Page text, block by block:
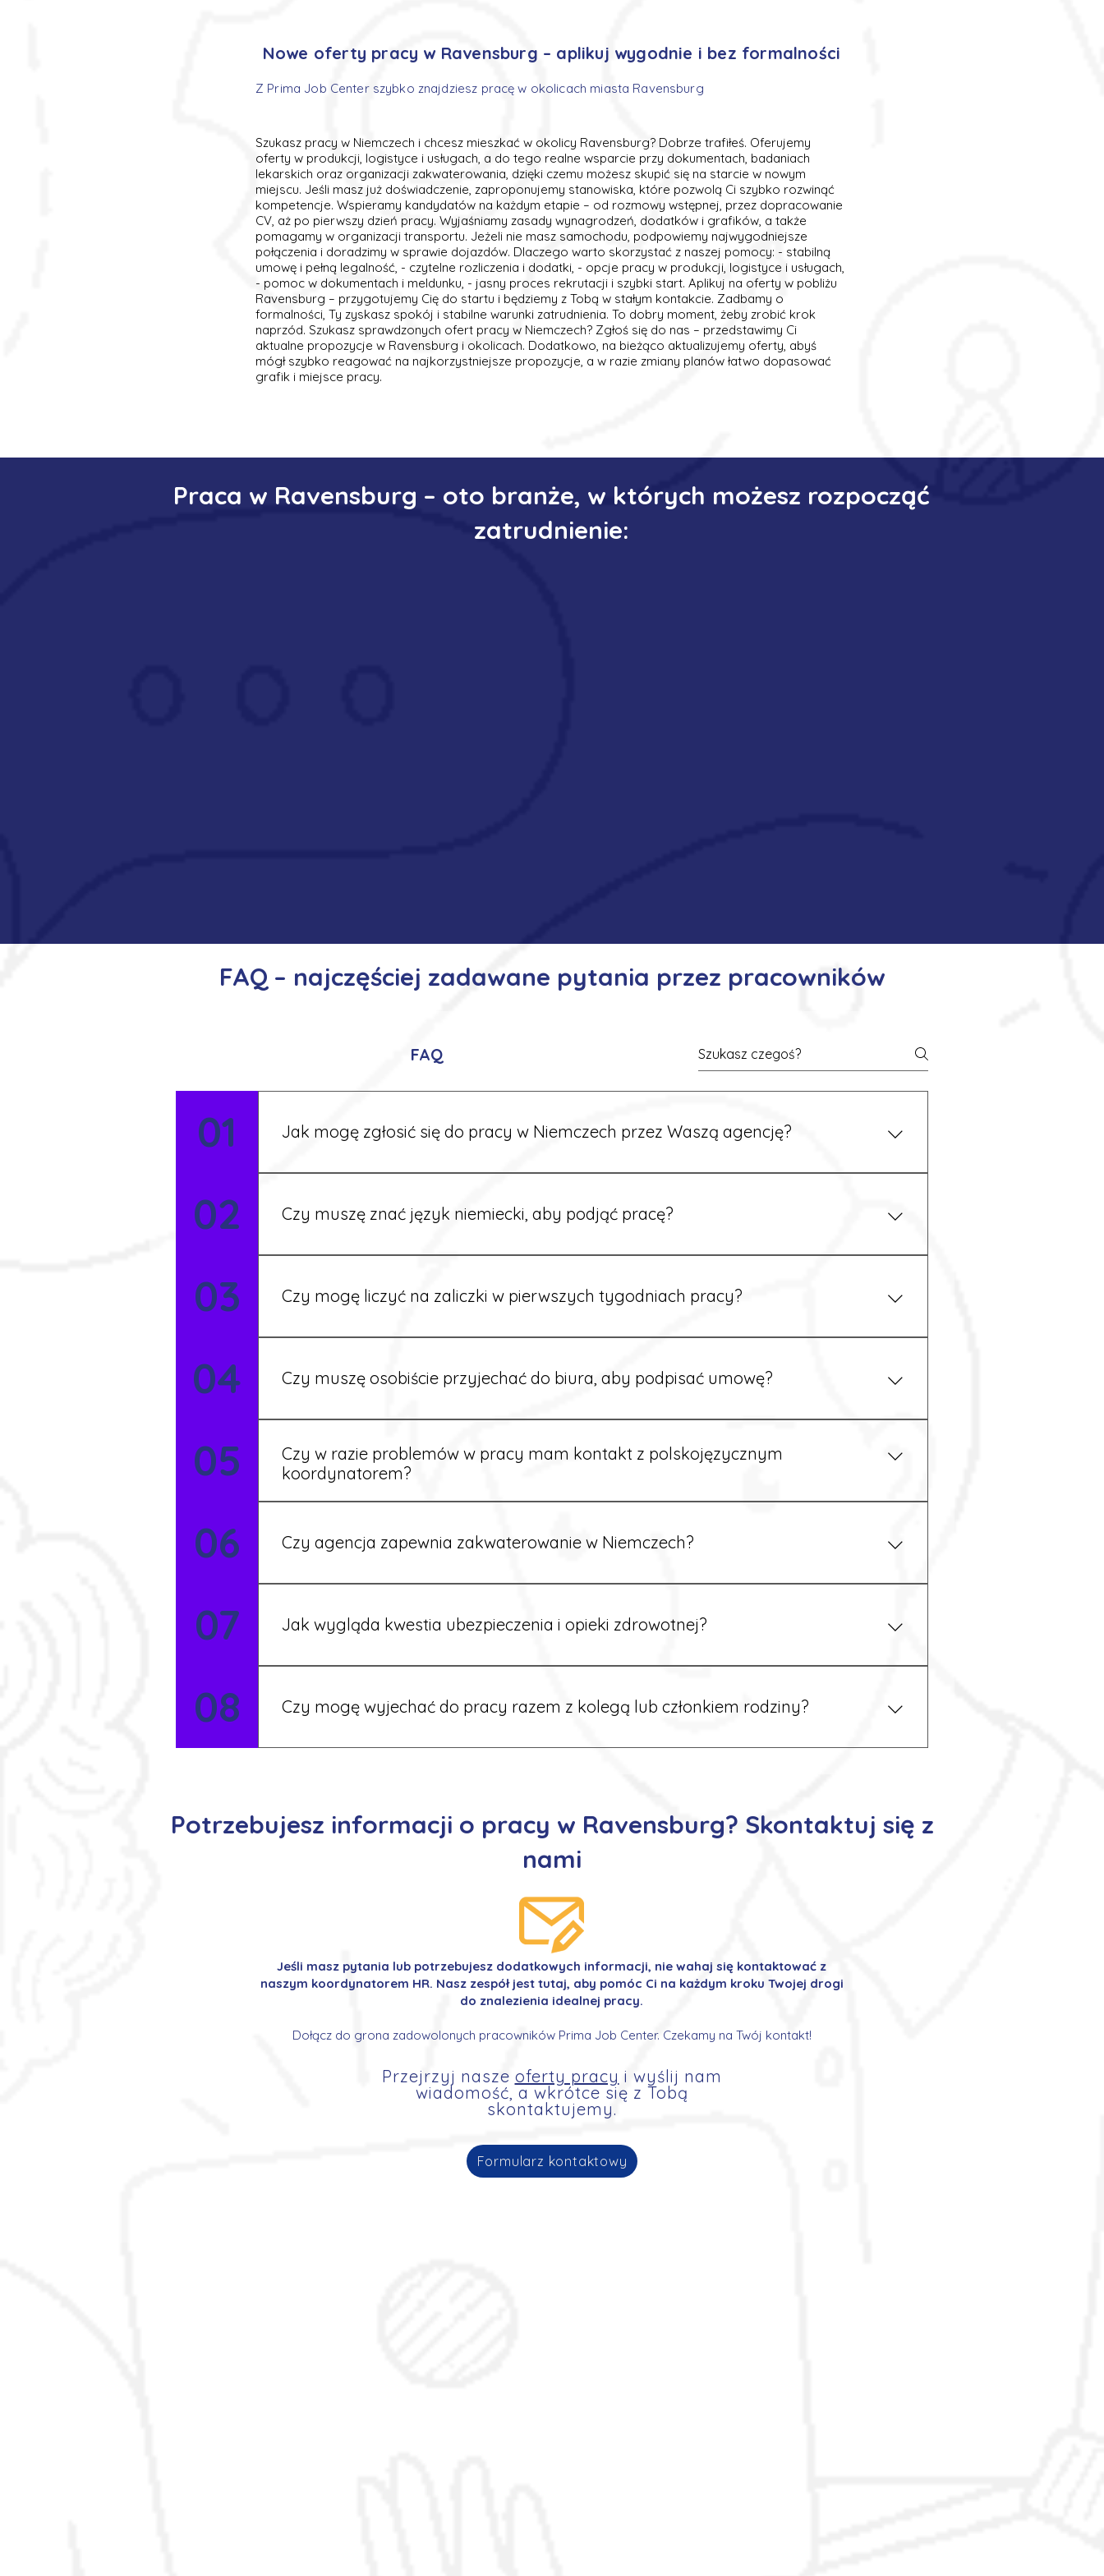
Nowe oferty pracy w Ravensburg – aplikuj wygodnie i bez formalności
Z Prima Job Center szybko znajdziesz pracę w okolicach miasta Ravensburg
Szukasz pracy w Niemczech i chcesz mieszkać w okolicy Ravensburg? Dobrze trafiłeś. Oferujemy
oferty w produkcji, logistyce i usługach, a do tego realne wsparcie przy dokumentach, badaniach
lekarskich oraz organizacji zakwaterowania, dzięki czemu możesz skupić się na starcie w nowym
miejscu. Jeśli masz już doświadczenie, zaproponujemy stanowiska, które pozwolą Ci szybko rozwinąć
kompetencje. Wspieramy kandydatów na każdym etapie – od rozmowy wstępnej, przez dopracowanie
CV, aż po pierwszy dzień pracy. Wyjaśniamy zasady wynagrodzeń, dodatków i grafików, a także
pomagamy w organizacji transportu. Jeżeli nie masz samochodu, podpowiemy najwygodniejsze
połączenia i doradzimy w sprawie dojazdów. Dlaczego warto skorzystać z naszej pomocy: - stabilną
umowę i pełną legalność, - czytelne rozliczenia i dodatki, - opcje pracy w produkcji, logistyce i usługach,
- pomoc w dokumentach i meldunku, - jasny proces rekrutacji i szybki start. Aplikuj na oferty w pobliżu
Ravensburg – przygotujemy Cię do startu i będziemy z Tobą w stałym kontakcie. Zadbamy o
formalności, Ty zyskasz spokój i stabilne warunki zatrudnienia. To dobry moment, żeby zrobić krok
naprzód. Szukasz sprawdzonych ofert pracy w Niemczech? Zgłoś się do nas – przedstawimy Ci
aktualne propozycje w Ravensburg i okolicach. Dodatkowo, na bieżąco aktualizujemy oferty, abyś
mógł szybko reagować na najkorzystniejsze propozycje, a w razie zmiany planów łatwo dopasować
grafik i miejsce pracy.
Praca w Ravensburg – oto branże, w których możesz rozpocząć
zatrudnienie:
FAQ – najczęściej zadawane pytania przez pracowników
FAQ
01 Jak mogę zgłosić się do pracy w Niemczech przez Waszą agencję?
Możesz wypełnić formularz zgłoszeniowy na naszej stronie lub skontaktować się z nami telefonicznie.
02 Czy muszę znać język niemiecki, aby podjąć pracę?
Nie zawsze – wiele ofert nie wymaga znajomości języka. Jeśli jednak znasz podstawy niemieckiego,
03 Czy mogę liczyć na zaliczki w pierwszych tygodniach pracy?
Tak, w wyjątkowych sytuacjach możesz otrzymać zaliczkę po wcześniejszym uzgodnieniu z
04 Czy muszę osobiście przyjechać do biura, aby podpisać umowę?
Tak, umowy podpisywane są osobiście w naszym biurze. Dzięki temu masz pewność, że wszystkie
formalności są załatwione prawidłowo.
05
Czy w razie problemów w pracy mam kontakt z polskojęzycznym
koordynatorem?
06 Czy agencja zapewnia zakwaterowanie w Niemczech?
Tak, nasi koordynatorzy dbają o zapewnienie miejsca noclegowego w pobliżu zakładu pracy.
07 Jak wygląda kwestia ubezpieczenia i opieki zdrowotnej?
Każdy pracownik otrzymuje ubezpieczenie zdrowotne zgodne z niemieckim prawem. Dzięki temu
08 Czy mogę wyjechać do pracy razem z kolegą lub członkiem rodziny?
Tak, istnieje możliwość wspólnego wyjazdu. Wystarczy poinformować nas o tym podczas rekrutacji, a
Potrzebujesz informacji o pracy w Ravensburg? Skontaktuj się z
nami
Jeśli masz pytania lub potrzebujesz dodatkowych informacji, nie wahaj się kontaktować z
naszym koordynatorem HR. Nasz zespół jest tutaj, aby pomóc Ci na każdym kroku Twojej drogi
do znalezienia idealnej pracy.
Dołącz do grona zadowolonych pracowników Prima Job Center. Czekamy na Twój kontakt!
Przejrzyj nasze oferty pracy i wyślij nam
wiadomość, a wkrótce się z Tobą
skontaktujemy.
Formularz kontaktowy